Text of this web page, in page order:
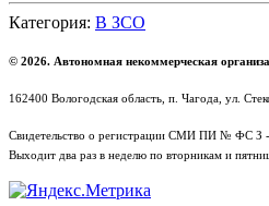
Категория: В ЗСО
© 2026. Автономная некоммерческая
162400 Вологодская область, п. Чагода, ул.
Свидетельство о регистрации СМИ ПИ № ФС З -
Выходит два раз в неделю по вторникам и